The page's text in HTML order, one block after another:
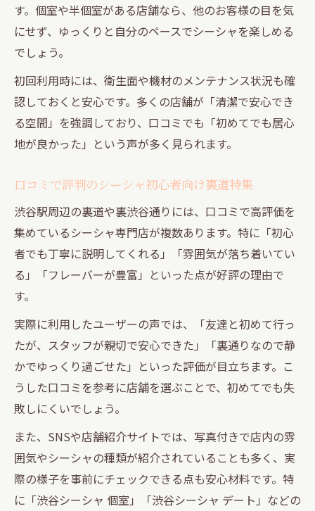
す。個室や半個室がある店舗なら、他のお客様の目を気
にせず、ゆっくりと自分のペースでシーシャを楽しめる
でしょう。
初回利用時には、衛生面や機材のメンテナンス状況も確
認しておくと安心です。多くの店舗が「清潔で安心でき
る空間」を強調しており、口コミでも「初めてでも居心
地が良かった」という声が多く見られます。
口コミで評判のシーシャ初心者向け裏道特集
渋谷駅周辺の裏道や裏渋谷通りには、口コミで高評価を
集めているシーシャ専門店が複数あります。特に「初心
者でも丁寧に説明してくれる」「雰囲気が落ち着いてい
る」「フレーバーが豊富」といった点が好評の理由で
す。
実際に利用したユーザーの声では、「友達と初めて行っ
たが、スタッフが親切で安心できた」「裏通りなので静
かでゆっくり過ごせた」といった評価が目立ちます。こ
うした口コミを参考に店舗を選ぶことで、初めてでも失
敗しにくいでしょう。
また、SNSや店舗紹介サイトでは、写真付きで店内の雰
囲気やシーシャの種類が紹介されていることも多く、実
際の様子を事前にチェックできる点も安心材料です。特
に「渋谷シーシャ 個室」「渋谷シーシャ デート」などの